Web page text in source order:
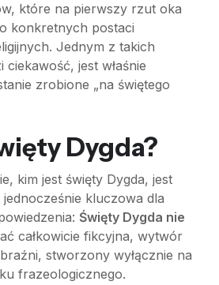
które na pierwszy rzut oka
konkretnych postaci
Jednym z takich
jest właśnie
zrobione „na świętego
Dygda?
kim jest święty Dygda, jest
kluczowa dla
Święty Dygda nie
całkowicie fikcyjna, wytwór
stworzony wyłącznie na
frazeologicznego.